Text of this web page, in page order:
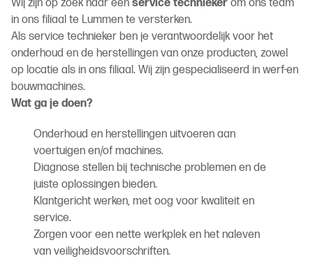
Wij zijn op zoek naar een service technieker om ons team
in ons filiaal te Lummen te versterken.
Als service technieker ben je verantwoordelijk voor het
onderhoud en de herstellingen van onze producten, zowel
op locatie als in ons filiaal. Wij zijn gespecialiseerd in werf-en
bouwmachines.
Wat ga je doen?
Onderhoud en herstellingen uitvoeren aan
voertuigen en/of machines.
Diagnose stellen bij technische problemen en de
juiste oplossingen bieden.
Klantgericht werken, met oog voor kwaliteit en
service.
Zorgen voor een nette werkplek en het naleven
van veiligheidsvoorschriften.